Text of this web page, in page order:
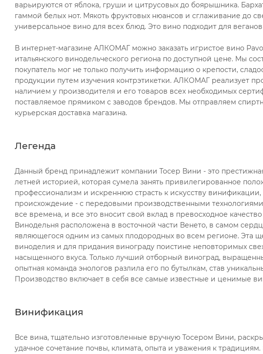
варьируются от яблока, груши и цитрусовых до боярышника.
гаммой белых нот. Мякоть фруктовых нюансов и сглаживание до
универсальное вино для всех блюд. Это вино подходит для
В интернет-магазине АЛКОМАГ можно заказать игристое вино
итальянского винодельческого региона по доступной цене. Мы
покупатель мог не только получить информацию о крепости,
продукции путем изучения контрэтикетки. АЛКОМАГ реализует
наличием у производителя и его товаров всех необходимых
поставляемое прямиком с заводов брендов. Мы отправляем
курьерская доставка магазина.
Легенда
Данный бренд принадлежит компании Тосер Вини - это
летней историей, которая сумела занять привилегированное
профессионализм и искреннюю страсть к искусству
происхождение - с передовыми производственными
все времена, и все это вносит свой вклад в превосходное
Винодельня расположена в восточной части Венето, в самом
являющегося одним из самых плодородных во всем регионе. Эта
виноделия и для придания винограду поистине неповторимых
насыщенного вкуса. Только лучший отборный виноград,
опытная команда энологов разлила его по бутылкам, став
Производство включает в себя все самые известные и ценимые
Винификация
Все вина, тщательно изготовленные вручную Тосером Вини,
удачное сочетание почвы, климата, опыта и уважения к